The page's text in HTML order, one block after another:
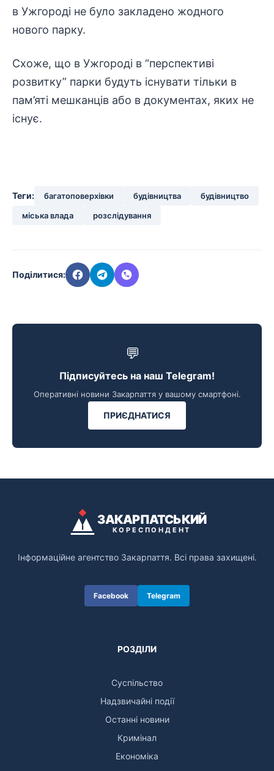
в Ужгороді не було закладено жодного
нового парку.
Схоже, що в Ужгороді в “перспективі
розвитку” парки будуть існувати тільки в
пам’яті мешканців або в документах, яких не
існує.
Теги: багатоповерхівки будівництва
будівництво
міська влада
розслідування
Поділитися:
💬
Підписуйтесь на наш Telegram!
Оперативні новини Закарпаття у вашому смартфоні.
ПРИЄДНАТИСЯ
ЗАКАРПАТСЬКИЙ
КОРЕСПОНДЕНТ
Інформаційне агентство Закарпаття. Всі права захищені.
Facebook Telegram
РОЗДІЛИ
Суспільство
Надзвичайні події
Останні новини
Кримінал
Економіка